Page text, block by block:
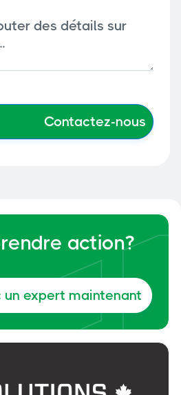
action?
un expert maintenant